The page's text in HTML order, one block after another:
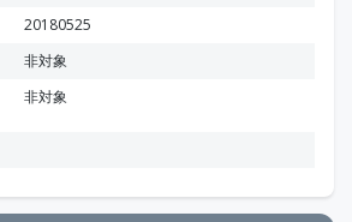
20180525
非対象
非対象